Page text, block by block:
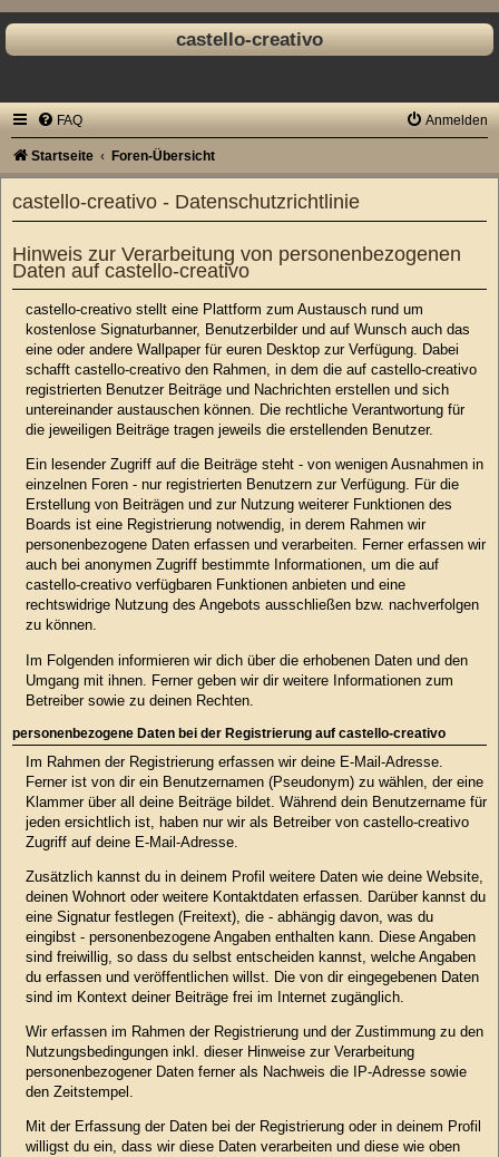
castello-creativo
FAQ Anmelden
Startseite Foren-Übersicht
castello-creativo - Datenschutzrichtlinie
Hinweis zur Verarbeitung von personenbezogenen
Daten auf castello-creativo
castello-creativo stellt eine Plattform zum Austausch rund um
kostenlose Signaturbanner, Benutzerbilder und auf Wunsch auch das
eine oder andere Wallpaper für euren Desktop zur Verfügung. Dabei
schafft castello-creativo den Rahmen, in dem die auf castello-creativo
registrierten Benutzer Beiträge und Nachrichten erstellen und sich
untereinander austauschen können. Die rechtliche Verantwortung für
die jeweiligen Beiträge tragen jeweils die erstellenden Benutzer.
Ein lesender Zugriff auf die Beiträge steht - von wenigen Ausnahmen in
einzelnen Foren - nur registrierten Benutzern zur Verfügung. Für die
Erstellung von Beiträgen und zur Nutzung weiterer Funktionen des
Boards ist eine Registrierung notwendig, in derem Rahmen wir
personenbezogene Daten erfassen und verarbeiten. Ferner erfassen wir
auch bei anonymen Zugriff bestimmte Informationen, um die auf
castello-creativo verfügbaren Funktionen anbieten und eine
rechtswidrige Nutzung des Angebots ausschließen bzw. nachverfolgen
zu können.
Im Folgenden informieren wir dich über die erhobenen Daten und den
Umgang mit ihnen. Ferner geben wir dir weitere Informationen zum
Betreiber sowie zu deinen Rechten.
personenbezogene Daten bei der Registrierung auf castello-creativo
Im Rahmen der Registrierung erfassen wir deine E-Mail-Adresse.
Ferner ist von dir ein Benutzernamen (Pseudonym) zu wählen, der eine
Klammer über all deine Beiträge bildet. Während dein Benutzername für
jeden ersichtlich ist, haben nur wir als Betreiber von castello-creativo
Zugriff auf deine E-Mail-Adresse.
Zusätzlich kannst du in deinem Profil weitere Daten wie deine Website,
deinen Wohnort oder weitere Kontaktdaten erfassen. Darüber kannst du
eine Signatur festlegen (Freitext), die - abhängig davon, was du
eingibst - personenbezogene Angaben enthalten kann. Diese Angaben
sind freiwillig, so dass du selbst entscheiden kannst, welche Angaben
du erfassen und veröffentlichen willst. Die von dir eingegebenen Daten
sind im Kontext deiner Beiträge frei im Internet zugänglich.
Wir erfassen im Rahmen der Registrierung und der Zustimmung zu den
Nutzungsbedingungen inkl. dieser Hinweise zur Verarbeitung
personenbezogener Daten ferner als Nachweis die IP-Adresse sowie
den Zeitstempel.
Mit der Erfassung der Daten bei der Registrierung oder in deinem Profil
willigst du ein, dass wir diese Daten verarbeiten und diese wie oben